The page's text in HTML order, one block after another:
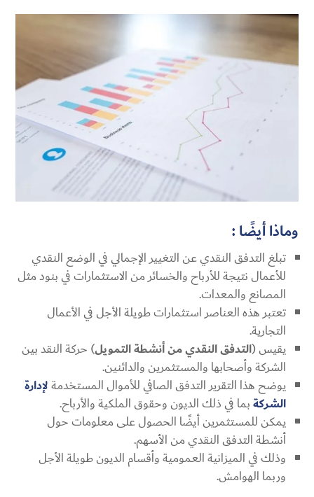
وماذا أيضًا :
تبلغ التدفق النقدي عن التغيير الإجمالي في الوضع النقدي
للأعمال نتيجة للأرباح والخسائر من الاستثمارات في بنود مثل
المصانع والمعدات.
تعتبر هذه العناصر استثمارات طويلة الأجل في الأعمال
التجارية.
يقيس (التدفق النقدي من أنشطة التمويل) حركة النقد بين
الشركة وأصحابها والمستثمرين والدائنين.
يوضح هذا التقرير التدفق الصافي للأموال المستخدمةلإدارة
الشركةبما في ذلك الديون وحقوق الملكية والأرباح.
يمكن للمستثمرين أيضًا الحصول على معلومات حول
أنشطة التدفق النقدي من الأسهم.
وذلك في الميزانية العمومية وأقسام الديون طويلة الأجل
وربما الهوامش.